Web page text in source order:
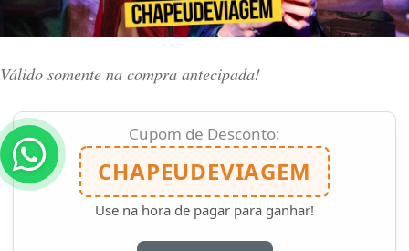
Válido somente na compra antecipada!
Cupom de Desconto:
CHAPEUDEVIAGEM
Use na hora de pagar para ganhar!